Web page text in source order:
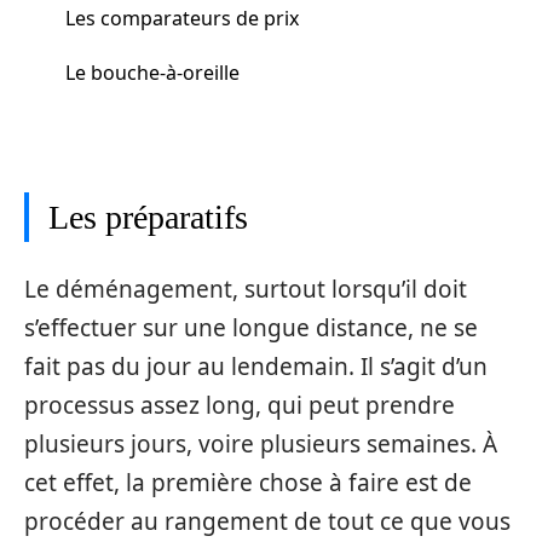
Les comparateurs de prix
Le bouche-à-oreille
Les préparatifs
Le déménagement, surtout lorsqu’il doit
s’effectuer sur une longue distance, ne se
fait pas du jour au lendemain. Il s’agit d’un
processus assez long, qui peut prendre
plusieurs jours, voire plusieurs semaines. À
cet effet, la première chose à faire est de
procéder au rangement de tout ce que vous